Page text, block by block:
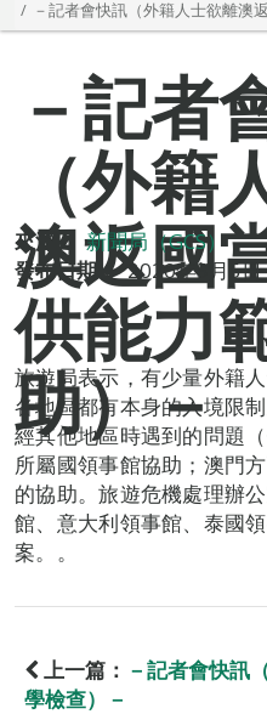
－記者會快訊（外籍人士欲離澳
－記者
（外籍
澳返國
供能力
助）－
來源：
新聞局（GCS）
發布日期： 2020年5月5
旅遊局表示，有少量外籍
各地區都有本身的入境限
經其他地區時遇到的問題
所屬國領事館協助；澳門
的協助。旅遊危機處理辦
館、意大利領事館、泰國
案。。
上一篇： －記者會快訊
學檢查）－